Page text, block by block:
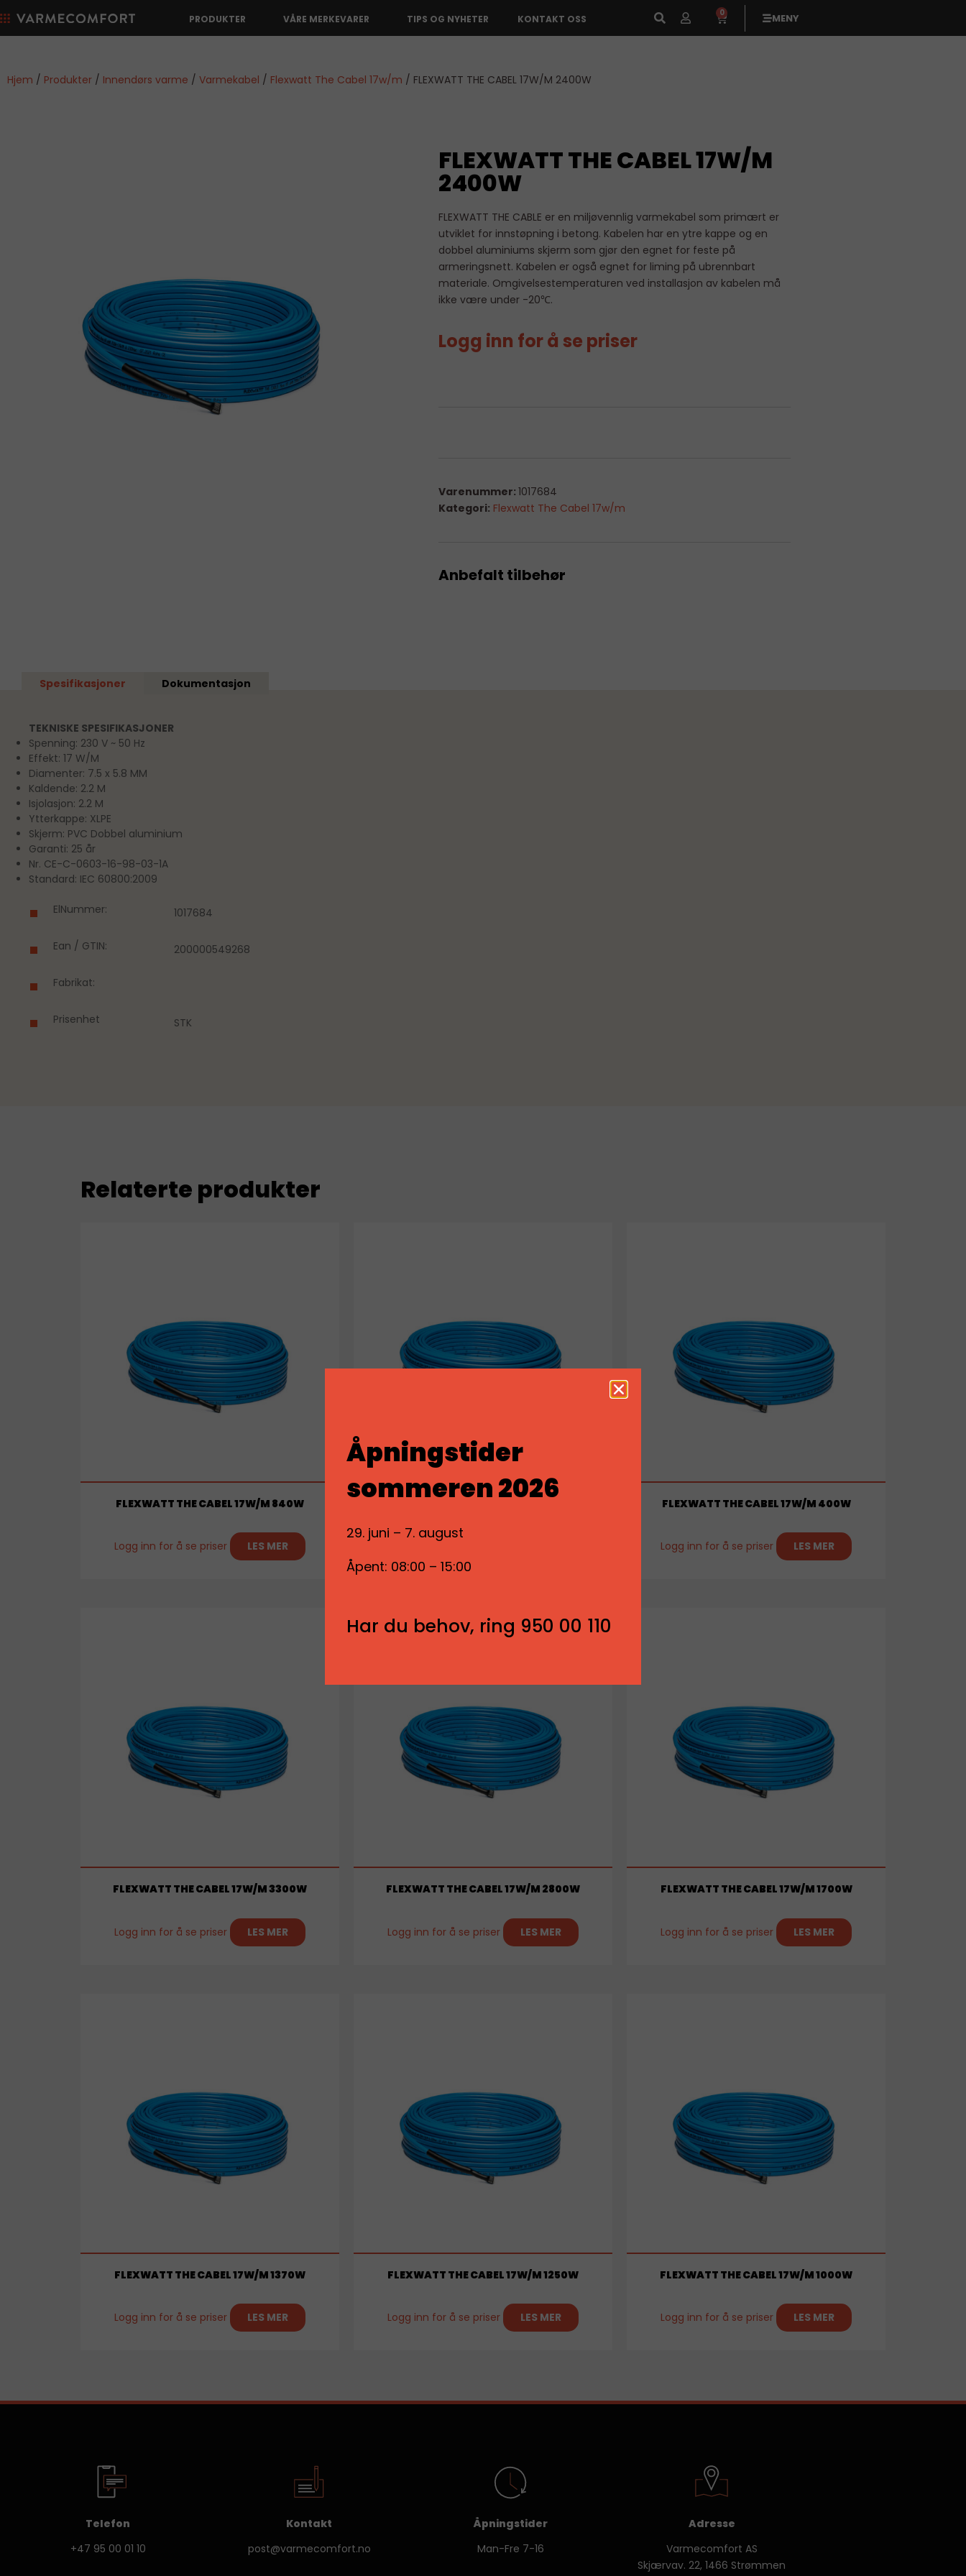
PRODUKTER VÅRE MERKEVARER TIPS OG NYHETER KONTAKT OSS 0 MENY
Hjem / Produkter / Innendørs varme / Varmekabel / Flexwatt The Cabel 17w/m / FLEXWATT THE CABEL 17W/M 2400W
FLEXWATT THE CABEL 17W/M
2400W
FLEXWATT THE CABLE er en miljøvennlig varmekabel som primært er
utviklet for innstøpning i betong. Kabelen har en ytre kappe og en
dobbel aluminiums skjerm som gjør den egnet for feste på
armeringsnett. Kabelen er også egnet for liming på ubrennbart
materiale. Omgivelsestemperaturen ved installasjon av kabelen må
ikke være under -20℃.
Logg inn for å se priser
Varenummer: 1017684
Kategori: Flexwatt The Cabel 17w/m
Anbefalt tilbehør
Spesifikasjoner Dokumentasjon
TEKNISKE SPESIFIKASJONER
Spenning: 230 V ~ 50 Hz
Effekt: 17 W/M
Diamenter: 7.5 x 5.8 MM
Kaldende: 2.2 M
Isjolasjon: 2.2 M
Ytterkappe: XLPE
Skjerm: PVC Dobbel aluminium
Garanti: 25 år
Nr. CE-C-0603-16-98-03-1A
Standard: IEC 60800:2009
ElNummer: 1017684
Ean / GTIN: 200000549268
Fabrikat:
Prisenhet STK
Relaterte produkter
FLEXWATT THE CABEL 17W/M 840W
Logg inn for å se priser LES MER
FLEXWATT THE CABEL 17W/M 400W
Logg inn for å se priser LES MER
FLEXWATT THE CABEL 17W/M 3300W
Logg inn for å se priser LES MER
FLEXWATT THE CABEL 17W/M 2800W
Logg inn for å se priser LES MER
FLEXWATT THE CABEL 17W/M 1700W
Logg inn for å se priser LES MER
FLEXWATT THE CABEL 17W/M 1370W
Logg inn for å se priser LES MER
FLEXWATT THE CABEL 17W/M 1250W
Logg inn for å se priser LES MER
FLEXWATT THE CABEL 17W/M 1000W
Logg inn for å se priser LES MER
Telefon
+47 95 00 01 10
Kontakt
post@varmecomfort.no
Åpningstider
Man-Fre 7-16
Adresse
Varmecomfort AS
Skjærvav. 22, 1466 Strømmen
Åpningstider
sommeren 2026
29. juni – 7. august
Åpent: 08:00 – 15:00
Har du behov, ring 950 00 110